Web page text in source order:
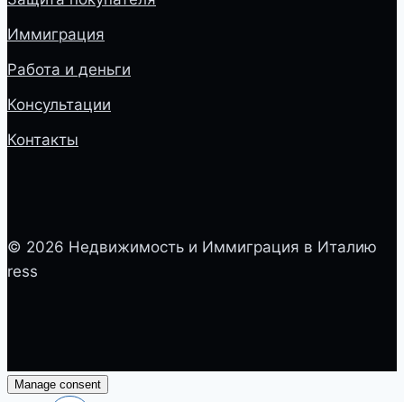
Иммиграция
Работа и деньги
Консультации
Контакты
© 2026 Недвижимость и Иммиграция в Италию
ress
Manage consent